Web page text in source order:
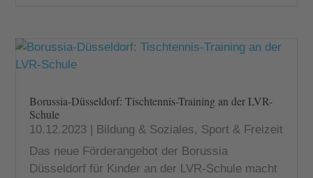
Borussia-Düsseldorf: Tischtennis-Training an der LVR-
Schule
10.12.2023 | Bildung & Soziales, Sport & Freizeit
Das neue Förderangebot der Borussia
Düsseldorf für Kinder an der LVR-Schule macht